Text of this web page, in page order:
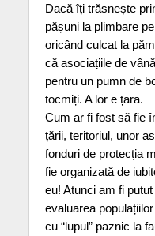
Dacă îți trăsnește
pășuni la plimbare
oricând culcat la
că asociațiile de
pentru un pumn de
tocmiți. A lor e țara.
Cum ar fi fost să fie
țării, teritoriul, unor
fonduri de protecția
fie organizată de
eu! Atunci am fi
evaluarea
cu “lupul” paznic la